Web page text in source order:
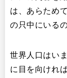
は、あらため
の只中にいる
世界人口はい
に目を向けれ